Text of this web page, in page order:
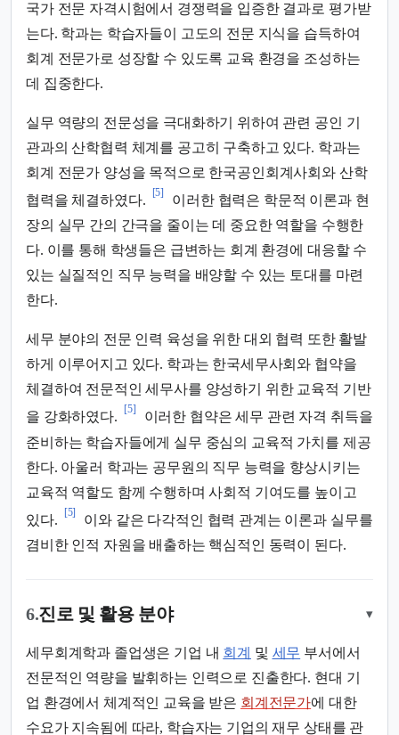
국가 전문 자격시험에서 경쟁력을 입증한 결과로 평가받
는다. 학과는 학습자들이 고도의 전문 지식을 습득하여
회계 전문가로 성장할 수 있도록 교육 환경을 조성하는
데 집중한다.
실무 역량의 전문성을 극대화하기 위하여 관련 공인 기
관과의 산학협력 체계를 공고히 구축하고 있다. 학과는
회계 전문가 양성을 목적으로 한국공인회계사회와 산학
협력을 체결하였다.
[5]
이러한 협력은 학문적 이론과 현
장의 실무 간의 간극을 줄이는 데 중요한 역할을 수행한
다. 이를 통해 학생들은 급변하는 회계 환경에 대응할 수
있는 실질적인 직무 능력을 배양할 수 있는 토대를 마련
한다.
세무 분야의 전문 인력 육성을 위한 대외 협력 또한 활발
하게 이루어지고 있다. 학과는 한국세무사회와 협약을
체결하여 전문적인 세무사를 양성하기 위한 교육적 기반
을 강화하였다.
[5]
이러한 협약은 세무 관련 자격 취득을
준비하는 학습자들에게 실무 중심의 교육적 가치를 제공
한다. 아울러 학과는 공무원의 직무 능력을 향상시키는
교육적 역할도 함께 수행하며 사회적 기여도를 높이고
있다.
[5]
이와 같은 다각적인 협력 관계는 이론과 실무를
겸비한 인적 자원을 배출하는 핵심적인 동력이 된다.
6.진로 및 활용 분야 ▾
세무회계학과 졸업생은 기업 내 회계 및 세무 부서에서
전문적인 역량을 발휘하는 인력으로 진출한다. 현대 기
업 환경에서 체계적인 교육을 받은 회계전문가에 대한
수요가 지속됨에 따라, 학습자는 기업의 재무 상태를 관